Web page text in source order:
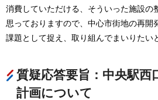
消費していただける、そういった施設の
思っておりますので、中心市街地の再開
課題として捉え、取り組んでまいりたい
質疑応答要旨：中央駅西
計画について